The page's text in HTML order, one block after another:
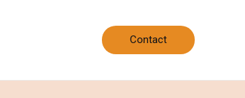
Contact